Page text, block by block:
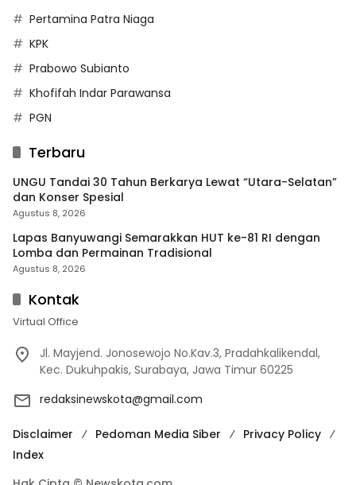
Pertamina Patra Niaga
KPK
Prabowo Subianto
Khofifah Indar Parawansa
PGN
Terbaru
UNGU Tandai 30 Tahun Berkarya Lewat “Utara-Selatan”
dan Konser Spesial
Agustus 8, 2026
Lapas Banyuwangi Semarakkan HUT ke-81 RI dengan
Lomba dan Permainan Tradisional
Agustus 8, 2026
Kontak
Virtual Office
Jl. Mayjend. Jonosewojo No.Kav.3, Pradahkalikendal,
Kec. Dukuhpakis, Surabaya, Jawa Timur 60225
redaksinewskota@gmail.com
Disclaimer Pedoman Media Siber
Privacy Policy
Index